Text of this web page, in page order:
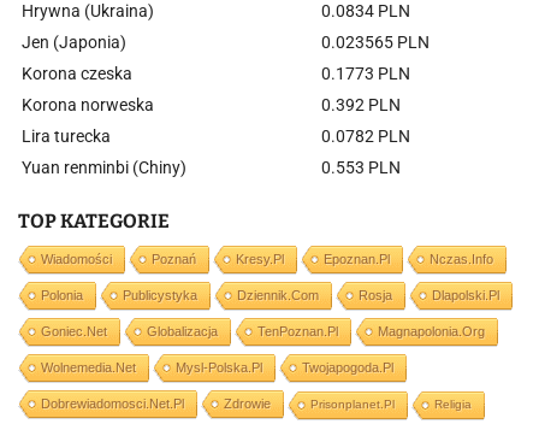
Hrywna (Ukraina)
0.0834 PLN
Jen (Japonia)
0.023565 PLN
Korona czeska
0.1773 PLN
Korona norweska
0.392 PLN
Lira turecka
0.0782 PLN
Yuan renminbi (Chiny)
0.553 PLN
TOP KATEGORIE
Wiadomości Poznań Kresy.pl Epoznan.pl Nczas.info
Polonia Publicystyka Dziennik.com Rosja Dlapolski.pl
Goniec.net Globalizacja TenPoznan.pl Magnapolonia.org
Wolnemedia.net Mysl-Polska.pl Twojapogoda.pl
Dobrewiadomosci.net.pl Zdrowie Prisonplanet.pl Religia